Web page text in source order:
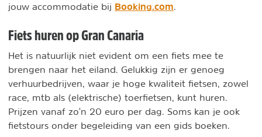
jouw accommodatie bij Booking.com.
Fiets huren op Gran Canaria
Het is natuurlijk niet evident om een fiets mee te
brengen naar het eiland. Gelukkig zijn er genoeg
verhuurbedrijven, waar je hoge kwaliteit fietsen, zowel
race, mtb als (elektrische) toerfietsen, kunt huren.
Prijzen vanaf zo'n 20 euro per dag. Soms kan je ook
fietstours onder begeleiding van een gids boeken.